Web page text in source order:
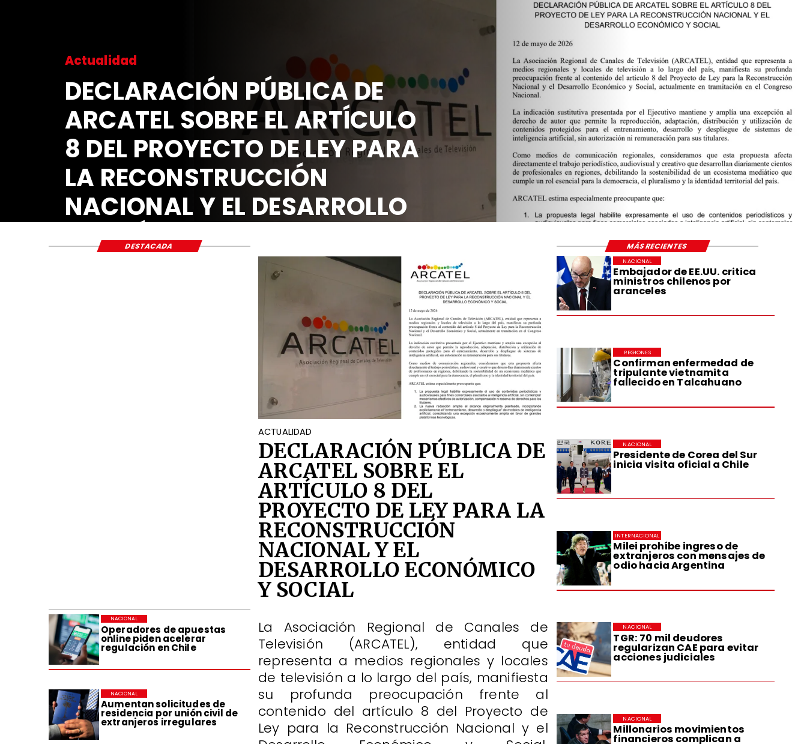
Actualidad
DECLARACIÓN PÚBLICA DE
ARCATEL SOBRE EL ARTÍCULO
8 DEL PROYECTO DE LEY PARA
LA RECONSTRUCCIÓN
NACIONAL Y EL DESARROLLO
ECONÓMICO Y SOCIAL
Embajador de EE.UU. critica
ministros chilenos por
aranceles
NACIONAL
Confirman enfermedad de
tripulante vietnamita
fallecido en Talcahuano
REGIONES
Presidente de Corea del Sur
inicia visita oficial a Chile
NACIONAL
Milei prohíbe ingreso de
extranjeros con mensajes de
odio hacia Argentina
INTERNACIONAL
TGR: 70 mil deudores
regularizan CAE para evitar
acciones judiciales
NACIONAL
Millonarios movimientos
financieros complican a
NACIONAL
Operadores de apuestas
online piden acelerar
regulación en Chile
NACIONAL
Aumentan solicitudes de
residencia por unión civil de
extranjeros irregulares
NACIONAL
ACTUALIDAD
DECLARACIÓN PÚBLICA DE
ARCATEL SOBRE EL
ARTÍCULO 8 DEL
PROYECTO DE LEY PARA LA
RECONSTRUCCIÓN
NACIONAL Y EL
DESARROLLO ECONÓMICO
Y SOCIAL
La Asociación Regional de Canales de
Televisión (ARCATEL), entidad que
representa a medios regionales y locales
de televisión a lo largo del país, manifiesta
su profunda preocupación frente al
contenido del artículo 8 del Proyecto de
Ley para la Reconstrucción Nacional y el
DESTACADA MÁS RECIENTES